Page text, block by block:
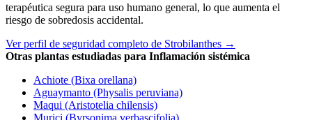
terapéutica segura para uso humano general, lo que aumenta el
riesgo de sobredosis accidental.
Ver perfil de seguridad completo de Strobilanthes →
Otras plantas estudiadas para Inflamación sistémica
Achiote (Bixa orellana)
Aguaymanto (Physalis peruviana)
Maqui (Aristotelia chilensis)
Murici (Byrsonima verbascifolia)